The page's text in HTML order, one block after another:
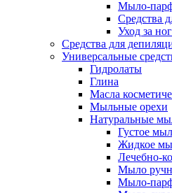
Мыло-
Средства
Уход за
Средства для
Универсальные
Гидролаты
Глина
Масла
Мыльные орехи
Натуральные
Густое
Жидкое
Лечебно-
Мыло
Мыло-